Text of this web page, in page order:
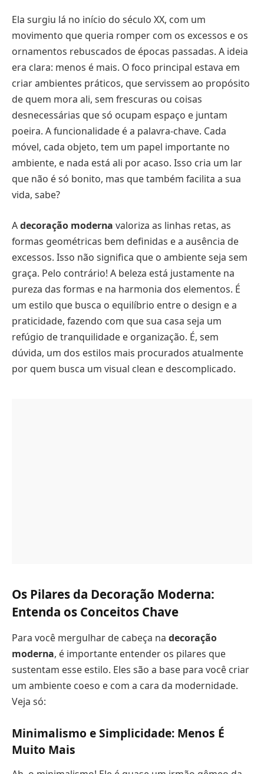
Ela surgiu lá no início do século XX, com um
movimento que queria romper com os excessos e os
ornamentos rebuscados de épocas passadas. A ideia
era clara: menos é mais. O foco principal estava em
criar ambientes práticos, que servissem ao propósito
de quem mora ali, sem frescuras ou coisas
desnecessárias que só ocupam espaço e juntam
poeira. A funcionalidade é a palavra-chave. Cada
móvel, cada objeto, tem um papel importante no
ambiente, e nada está ali por acaso. Isso cria um lar
que não é só bonito, mas que também facilita a sua
vida, sabe?
Adecoração moderna valoriza as linhas retas, as
formas geométricas bem definidas e a ausência de
excessos. Isso não significa que o ambiente seja sem
graça. Pelo contrário! A beleza está justamente na
pureza das formas e na harmonia dos elementos. É
um estilo que busca o equilíbrio entre o design e a
praticidade, fazendo com que sua casa seja um
refúgio de tranquilidade e organização. É, sem
dúvida, um dos estilos mais procurados atualmente
por quem busca um visual clean e descomplicado.
Os Pilares da Decoração Moderna:
Entenda os Conceitos Chave
Para você mergulhar de cabeça na decoração
moderna, é importante entender os pilares que
sustentam esse estilo. Eles são a base para você criar
um ambiente coeso e com a cara da modernidade.
Veja só:
Minimalismo e Simplicidade: Menos É
Muito Mais